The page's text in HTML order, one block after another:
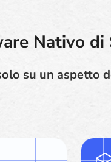
Nativo di
su un aspetto